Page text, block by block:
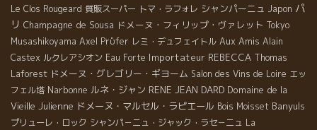
Le Clos Rougeard 質販スーパー トマ・ラフォレ シャンパーニュ Japon パ
リ Champagne de Sousa ドメーヌ・フィリップ・ヴァレット Tokyo
Musashikoyama Axel Prϋfer レミ・デュフェイトル Aux Amis Alain
Castex ルクレアシオン Eau Forte Importateur REBECCA Thomas
Laforest ドメーヌ・グレゴリー・ギヨーム Salon des Vins de Loire エッ
フェル塔 Narbonne ルネ・ジャン RENE JEAN DARD Domaine de la
Vieille Julienne ドメーヌ・マルセル・ラピエール Bois Moisset Banyuls
プリューレ・ロック シャンパ－ニュ・ジャック・ラセ－ニュ La